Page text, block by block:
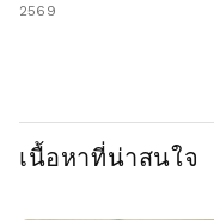
2569
เนื้อหาที่น่าสนใจ